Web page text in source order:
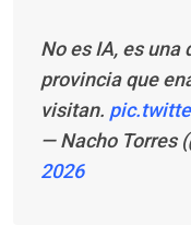
No es IA, es
provincia que
visitan.
— Nacho Torres
2026